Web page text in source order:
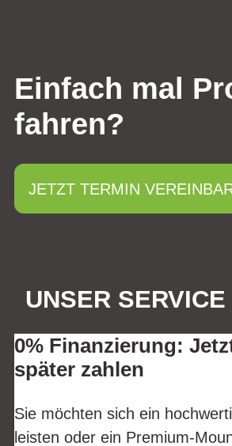
Einfach mal
fahren?
JETZT TERMIN
UNSER
0% Finanzierung:
später zahlen
Sie möchten sich ein
leisten oder ein Premium-